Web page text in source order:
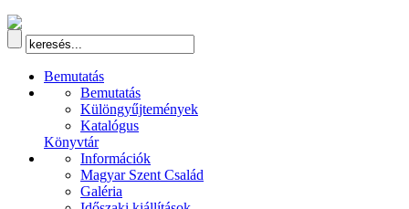
Bemutatás
Bemutatás
Különgyűjtemények
Katalógus
Könyvtár
Információk
Magyar Szent Család
Galéria